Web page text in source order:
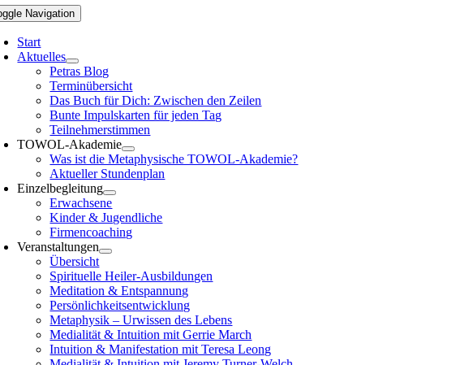
Navigation
Start
Aktuelles
Petras Blog
Terminübersicht
Das Buch für Dich: Zwischen den Zeilen
Bunte Impulskarten für jeden Tag
Teilnehmerstimmen
TOWOL-Akademie
Was ist die Metaphysische TOWOL-Akademie?
Aktueller Stundenplan
Einzelbegleitung
Erwachsene
Kinder & Jugendliche
Firmencoaching
Veranstaltungen
Übersicht
Spirituelle Heiler-Ausbildungen
Meditation & Entspannung
Persönlichkeitsentwicklung
Metaphysik – Urwissen des Lebens
Medialität & Intuition mit Gerrie March
Intuition & Manifestation mit Teresa Leong